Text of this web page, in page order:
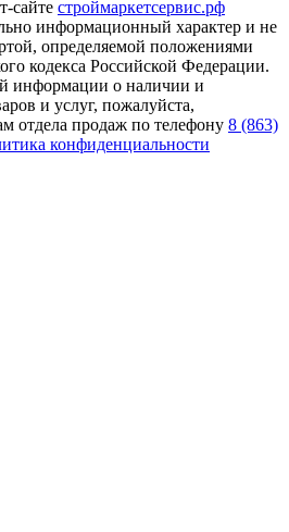
сайте строймаркетсервис.рф
информационный характер и не
определяемой положениями
кодекса Российской Федерации.
информации о наличии и
и услуг, пожалуйста,
отдела продаж по телефону 8 (863)
конфиденциальности